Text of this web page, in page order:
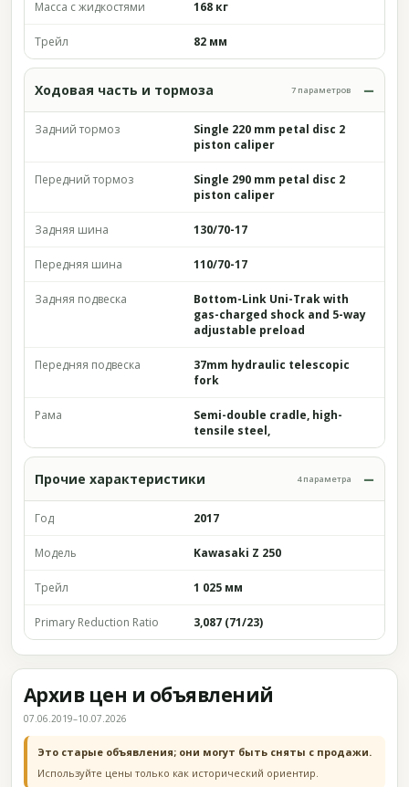
Масса с жидкостями 168 кг
Трейл 82 мм
Ходовая часть и тормоза 7 параметров
Задний тормоз
Single 220 mm petal disc 2
piston caliper
Передний тормоз
Single 290 mm petal disc 2
piston caliper
Задняя шина 130/70-17
Передняя шина 110/70-17
Задняя подвеска
Bottom-Link Uni-Trak with
gas-charged shock and 5-way
adjustable preload
Передняя подвеска
37mm hydraulic telescopic
fork
Рама
Semi-double cradle, high-
tensile steel,
Прочие характеристики 4 параметра
Год 2017
Модель Kawasaki Z 250
Трейл 1 025 мм
Primary Reduction Ratio 3,087 (71/23)
Архив цен и объявлений
07.06.2019–10.07.2026
Это старые объявления; они могут быть сняты с продажи.
Используйте цены только как исторический ориентир.